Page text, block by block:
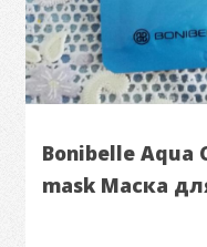
Bonibelle Aqua
mask Маска